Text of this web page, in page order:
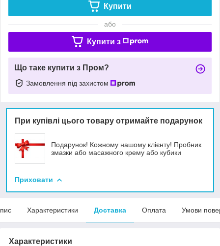
Купити
або
Купити з
Що таке купити з Пром?
Замовлення під захистом
При купівлі цього товару отримайте подарунок
Подарунок! Кожному нашому клієнту! Пробник
змазки або масажного крему або кубики
Приховати
Характеристики Доставка Оплата Умови
Характеристики